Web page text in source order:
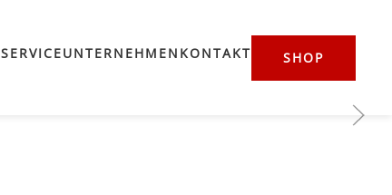
SERVICEUNTERNEHMEN KONTAKT SHOP